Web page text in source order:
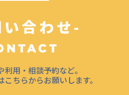
用・相談予約など。
ちらからお願いします。